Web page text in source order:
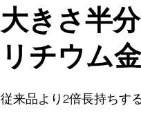
大きさ半
リチウム
従来品より2倍長持ちす